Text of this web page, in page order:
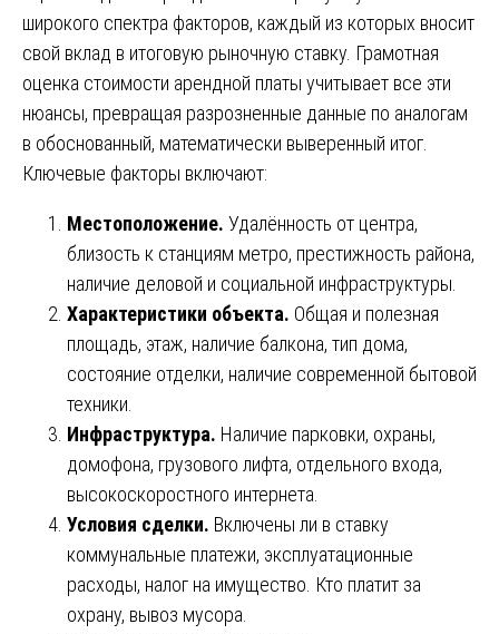
широкого спектра факторов, каждый из которых вносит
свой вклад в итоговую рыночную ставку. Грамотная
оценка стоимости арендной платы учитывает все эти
нюансы, превращая разрозненные данные по аналогам
в обоснованный, математически выверенный итог.
Ключевые факторы включают:
Местоположение. Удалённость от центра,
близость к станциям метро, престижность района,
наличие деловой и социальной инфраструктуры.
Характеристики объекта. Общая и полезная
площадь, этаж, наличие балкона, тип дома,
состояние отделки, наличие современной бытовой
техники.
Инфраструктура. Наличие парковки, охраны,
домофона, грузового лифта, отдельного входа,
высокоскоростного интернета.
Условия сделки. Включены ли в ставку
коммунальные платежи, эксплуатационные
расходы, налог на имущество. Кто платит за
охрану, вывоз мусора.